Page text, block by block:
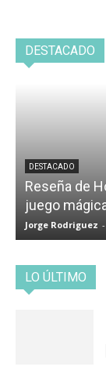
DESTACADO
DESTACADO
Reseña de
juego
Jorge Rodriguez -
LO ÚLTIMO